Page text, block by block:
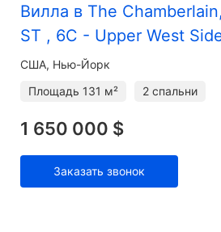
Вилла в The
ST , 6C - Upper West
США, Нью-Йорк
Площадь 131 м² 2 спальни
1 650 000 $
Заказать звонок